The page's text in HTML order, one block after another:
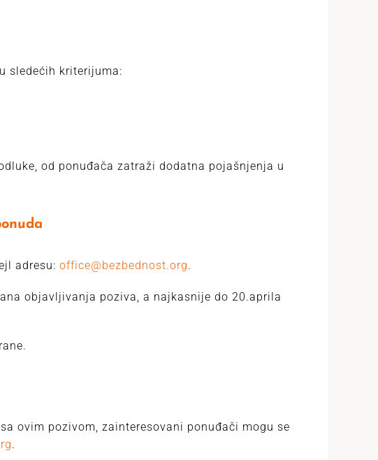
sledećih kriterijuma:
od ponuđača zatraži dodatna pojašnjenja u
adresu: office@bezbednost.org.
objavljivanja poziva, a najkasnije do 20.aprila
ovim pozivom, zainteresovani ponuđači mogu se
.